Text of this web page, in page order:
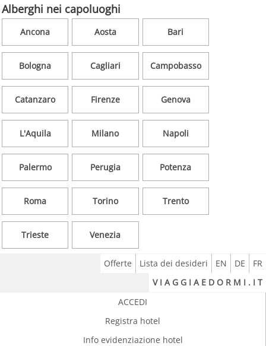
Alberghi nei capoluoghi
Ancona Aosta Bari
Bologna Cagliari Campobasso
Catanzaro Firenze Genova
L'Aquila Milano Napoli
Palermo Perugia Potenza
Roma Torino Trento
Trieste Venezia
FR
DE
EN
Lista dei desideri
Offerte
V I A G G I A E D O R M I . I T
ACCEDI
Registra hotel
Info evidenziazione hotel